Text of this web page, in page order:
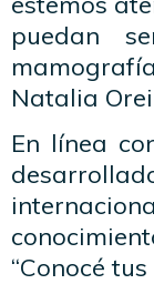
puedan
Natalia
En línea
“Conocé